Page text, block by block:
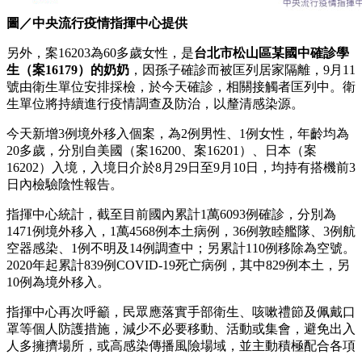
圖／中央流行疫情指揮中心提供
另外，案16203為60多歲女性，是台北市松山區某國中確診學
生（案16179）的奶奶 ，因孫子確診而被匡列居家隔離，9月11
號由衛生單位安排採檢，於今天確診，相關接觸者匡列中。衛
生單位將持續進行疫情調查及防治，以釐清感染源。
今天新增3例境外移入個案，為2例男性、1例女性，年齡均為
20多歲，分別自美國（案16200、案16201）、日本（案
16202）入境，入境日介於8月29日至9月10日，均持有搭機前3
日內檢驗陰性報告。
指揮中心統計，截至目前國內累計1萬6093例確診，分別為
1471例境外移入，1萬4568例本土病例，36例敦睦艦隊、3例航
空器感染、1例不明及14例調查中；另累計110例移除為空號。
2020年起累計839例COVID-19死亡病例，其中829例本土，另
10例為境外移入。
指揮中心再次呼籲，民眾應落實手部衛生、咳嗽禮節及佩戴口
罩等個人防護措施，減少不必要移動、活動或集會，避免出入
人多擁擠場所，或高感染傳播風險場域，並主動積極配合各項